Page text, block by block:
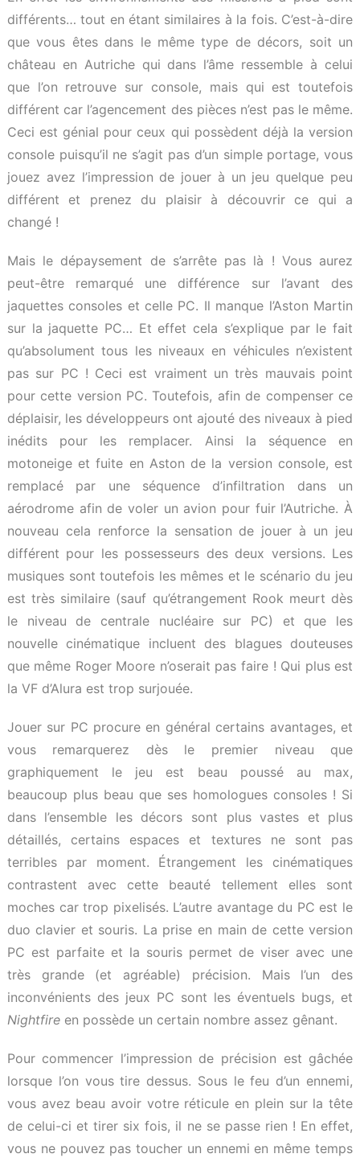
différents… tout en étant similaires à la fois. C’est-à-dire
que vous êtes dans le même type de décors, soit un
château en Autriche qui dans l’âme ressemble à celui
que l’on retrouve sur console, mais qui est toutefois
différent car l’agencement des pièces n’est pas le même.
Ceci est génial pour ceux qui possèdent déjà la version
console puisqu’il ne s’agit pas d’un simple portage, vous
jouez avez l’impression de jouer à un jeu quelque peu
différent et prenez du plaisir à découvrir ce qui a
changé !
Mais le dépaysement de s’arrête pas là ! Vous aurez
peut-être remarqué une différence sur l’avant des
jaquettes consoles et celle PC. Il manque l’Aston Martin
sur la jaquette PC… Et effet cela s’explique par le fait
qu’absolument tous les niveaux en véhicules n’existent
pas sur PC ! Ceci est vraiment un très mauvais point
pour cette version PC. Toutefois, afin de compenser ce
déplaisir, les développeurs ont ajouté des niveaux à pied
inédits pour les remplacer. Ainsi la séquence en
motoneige et fuite en Aston de la version console, est
remplacé par une séquence d’infiltration dans un
aérodrome afin de voler un avion pour fuir l’Autriche. À
nouveau cela renforce la sensation de jouer à un jeu
différent pour les possesseurs des deux versions. Les
musiques sont toutefois les mêmes et le scénario du jeu
est très similaire (sauf qu’étrangement Rook meurt dès
le niveau de centrale nucléaire sur PC) et que les
nouvelle cinématique incluent des blagues douteuses
que même Roger Moore n’oserait pas faire ! Qui plus est
la VF d’Alura est trop surjouée.
Jouer sur PC procure en général certains avantages, et
vous remarquerez dès le premier niveau que
graphiquement le jeu est beau poussé au max,
beaucoup plus beau que ses homologues consoles ! Si
dans l’ensemble les décors sont plus vastes et plus
détaillés, certains espaces et textures ne sont pas
terribles par moment. Étrangement les cinématiques
contrastent avec cette beauté tellement elles sont
moches car trop pixelisés. L’autre avantage du PC est le
duo clavier et souris. La prise en main de cette version
PC est parfaite et la souris permet de viser avec une
très grande (et agréable) précision. Mais l’un des
inconvénients des jeux PC sont les éventuels bugs, et
Nightfireen possède un certain nombre assez gênant.
Pour commencer l’impression de précision est gâchée
lorsque l’on vous tire dessus. Sous le feu d’un ennemi,
vous avez beau avoir votre réticule en plein sur la tête
de celui-ci et tirer six fois, il ne se passe rien ! En effet,
vous ne pouvez pas toucher un ennemi en même temps